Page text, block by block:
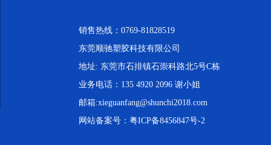
销售热线：0769-81828519
东莞顺驰塑胶科技有限公司
地址: 东莞市石排镇石崇科路北5号C栋
业务电话：135 4920 2096 谢小姐
邮箱:xieguanfang@shunchi2018.com
网站备案号： 粤ICP备8456847号-2